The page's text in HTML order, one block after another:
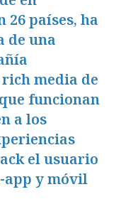
26 países, ha
de una
media de
funcionan
a los
el usuario
app y móvil